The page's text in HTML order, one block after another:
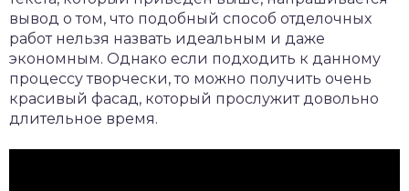
вывод о том, что подобный способ отделочных
работ нельзя назвать идеальным и даже
экономным. Однако если подходить к данному
процессу творчески, то можно получить очень
красивый фасад, который прослужит довольно
длительное время.